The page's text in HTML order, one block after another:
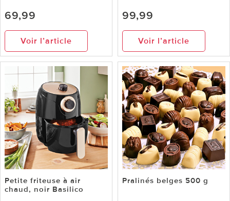
69,99
Voir l’article
99,99
Voir l’article
Petite friteuse à air
chaud, noir Basilico
Pralinés belges 500 g